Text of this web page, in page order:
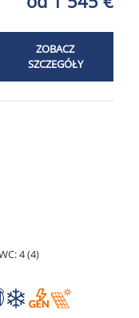
ZOBACZ
SZCZEGÓŁY
4 (4)